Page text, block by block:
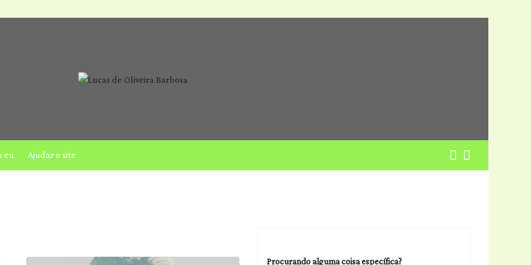
eu Ajudar o site
Procurando alguma coisa específica?